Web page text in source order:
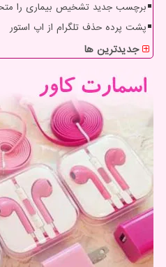
برچسب جدید تشخیص بیماری را
پشت پرده حذف تلگرام از اپ استور
جدیدترین ها